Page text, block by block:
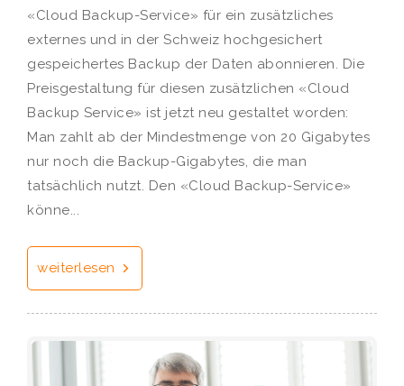
«Cloud Backup-Service» für ein zusätzliches
externes und in der Schweiz hochgesichert
gespeichertes Backup der Daten abonnieren. Die
Preisgestaltung für diesen zusätzlichen «Cloud
Backup Service» ist jetzt neu gestaltet worden:
Man zahlt ab der Mindestmenge von 20 Gigabytes
nur noch die Backup-Gigabytes, die man
tatsächlich nutzt. Den «Cloud Backup-Service»
könne...
weiterlesen